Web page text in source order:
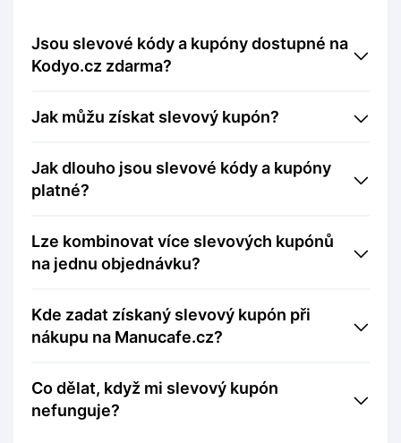
Jsou slevové kódy a kupóny dostupné na
Kodyo.cz zdarma?
Jak můžu získat slevový kupón?
Jak dlouho jsou slevové kódy a kupóny
platné?
Lze kombinovat více slevových kupónů
na jednu objednávku?
Kde zadat získaný slevový kupón při
nákupu na Manucafe.cz?
Co dělat, když mi slevový kupón
nefunguje?